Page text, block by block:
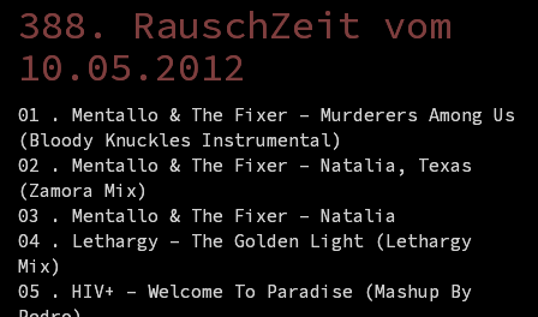
388. RauschZeit vom
10.05.2012
01 . Mentallo & The Fixer – Murderers Among Us
(Bloody Knuckles Instrumental)
02 . Mentallo & The Fixer – Natalia, Texas
(Zamora Mix)
03 . Mentallo & The Fixer – Natalia
04 . Lethargy – The Golden Light (Lethargy
Mix)
05 . HIV+ – Welcome To Paradise (Mashup By